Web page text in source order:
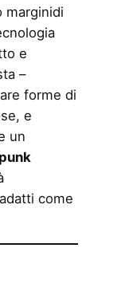
marginidi
e
–
forme di
e
un
come